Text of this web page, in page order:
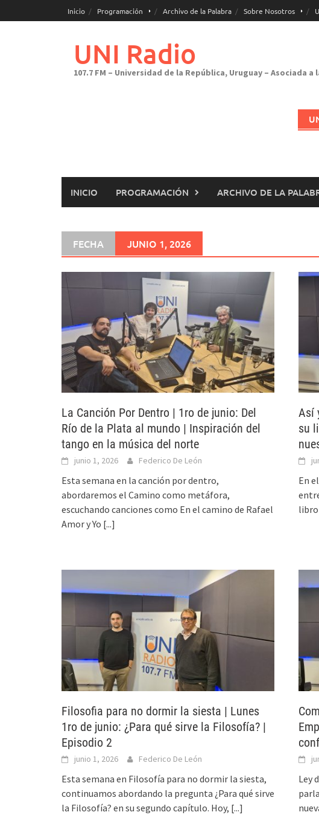
al
Inicio Programación Archivo de la Palabra Sobre Nosotros
UNI Radio
107.7 FM – Universidad de la República, Uruguay – Asociada
INICIO PROGRAMACIÓN ARCHIVO DE LA
FECHA JUNIO 1, 2026
La Canción Por Dentro | 1ro de junio: Del
Río de la Plata al mundo | Inspiración del
tango en la música del norte
junio 1, 2026 Federico De León
Esta semana en la canción por dentro,
abordaremos el Camino como metáfora,
escuchando canciones como En el camino de Rafael
Amor y Yo [...]
Así
su
En
libro
Filosofia para no dormir la siesta | Lunes
1ro de junio: ¿Para qué sirve la Filosofía? |
Episodio 2
junio 1, 2026 Federico De León
Esta semana en Filosofía para no dormir la siesta,
continuamos abordando la pregunta ¿Para qué sirve
la Filosofía? en su segundo capítulo. Hoy, [...]
Ley